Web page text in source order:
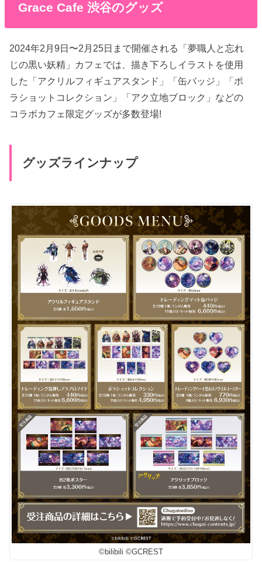
Grace Cafe 渋谷のグッズ
2024年2月9日〜2月25日まで開催される「夢職人と忘れ
じの黒い妖精」カフェでは、描き下ろしイラストを使用
した「アクリルフィギュアスタンド」「缶バッジ」「ポ
ラショットコレクション」「アク立地ブロック」などの
コラボカフェ限定グッズが多数登場!
グッズラインナップ
©bilibili ©GCREST